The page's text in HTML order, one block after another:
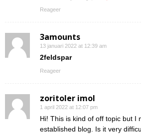
Reageer
3amounts
13 januari 2022 at 12:39 am
2feldspar
Reageer
zoritoler imol
1 april 2022 at 12:07 pm
Hi! This is kind of off topic but I
established blog. Is it very